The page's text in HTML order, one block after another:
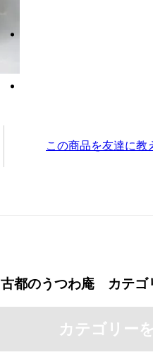
この商品を友達に教
古都のうつわ庵 カテゴ
カテゴリー